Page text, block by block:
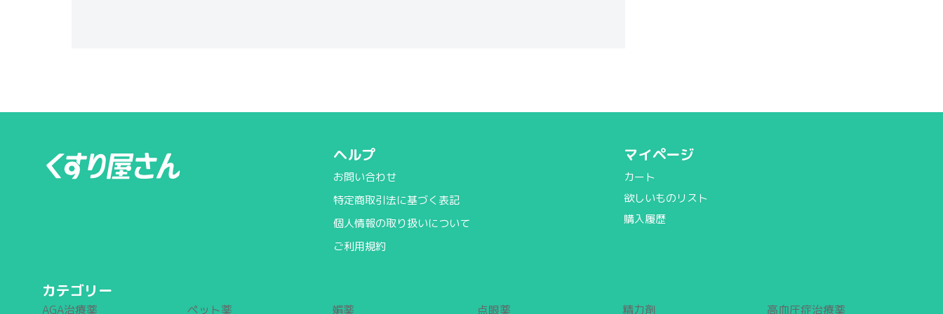
ヘルプ
お問い合わせ
特定商取引法に基づく表記
個人情報の取り扱いについて
ご利用規約
マイページ
カート
欲しいものリスト
購入履歴
カテゴリー
AGA治療薬 ペット薬 媚薬 点眼薬 精力剤 高血圧症治療薬